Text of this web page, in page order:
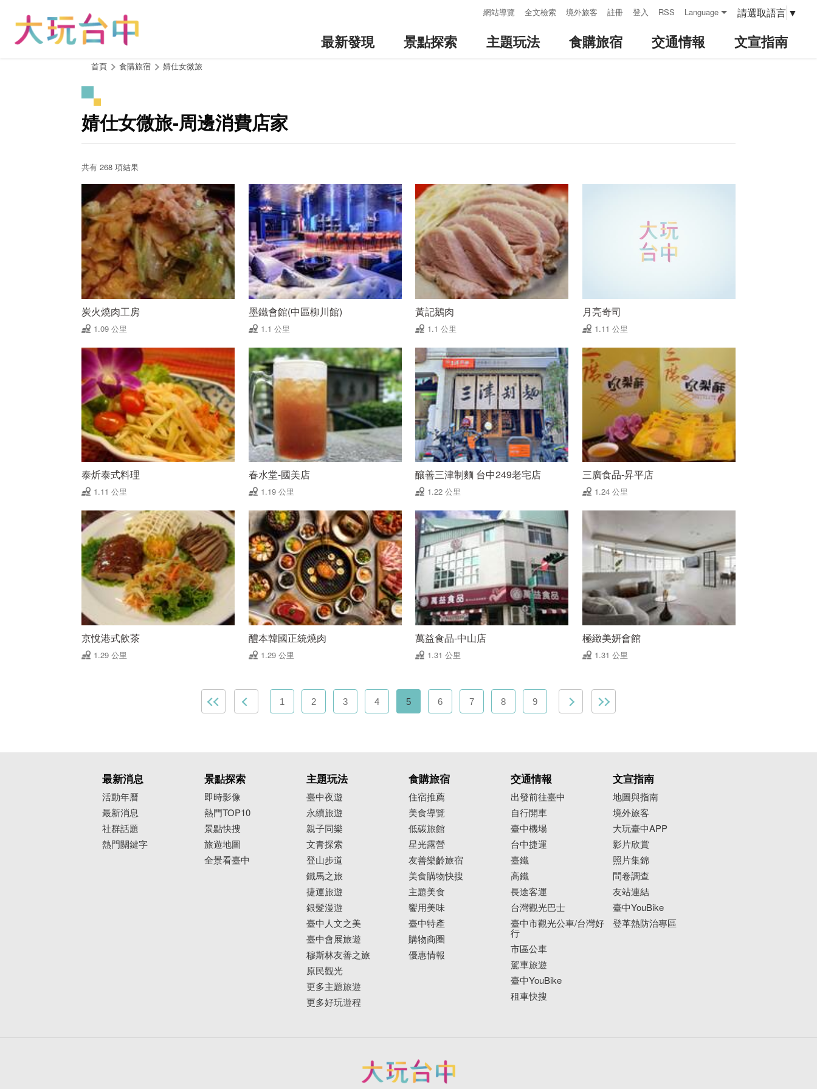
網站導覽 全文檢索 境外旅客 註冊 登入 RSS Language 請選取語言 ▼
最新發現 景點探索 主題玩法 食購旅宿 交通情報 文宣指南
首頁 食購旅宿 婧仕女微旅
婧仕女微旅-周邊消費店家
共有 268 項結果
炭火燒肉工房
1.09 公里
墨鐵會館(中區柳川館)
1.1 公里
黃記鵝肉
1.1 公里
月亮奇司
1.11 公里
泰炘泰式料理
1.11 公里
春水堂-國美店
1.19 公里
釀善三津制麵 台中249老宅店
1.22 公里
三廣食品-昇平店
1.24 公里
京悅港式飲茶
1.29 公里
醴本韓國正統燒肉
1.29 公里
萬益食品-中山店
1.31 公里
極緻美妍會館
1.31 公里
1 2 3 4 5 6 7 8 9
最新消息
活動年曆
最新消息
社群話題
熱門關鍵字
景點探索
即時影像
熱門TOP10
景點快搜
旅遊地圖
全景看臺中
主題玩法
臺中夜遊
永續旅遊
親子同樂
文青探索
登山步道
鐵馬之旅
捷運旅遊
銀髮漫遊
臺中人文之美
臺中會展旅遊
穆斯林友善之旅
原民觀光
更多主題旅遊
更多好玩遊程
食購旅宿
住宿推薦
美食導覽
低碳旅館
星光露營
友善樂齡旅宿
美食購物快搜
主題美食
饗用美味
臺中特產
購物商圈
優惠情報
交通情報
出發前往臺中
自行開車
臺中機場
台中捷運
臺鐵
高鐵
長途客運
台灣觀光巴士
臺中市觀光公車/台灣好
行
市區公車
駕車旅遊
臺中YouBike
租車快搜
文宣指南
地圖與指南
境外旅客
大玩臺中APP
影片欣賞
照片集錦
問卷調查
友站連結
臺中YouBike
登革熱防治專區